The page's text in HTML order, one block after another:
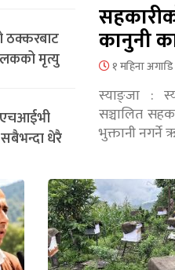
ठक्करबाट
मृत्यु
धेरै
कानुनी
१ महिना अगाडि
स्याङ्जा :
सञ्चालित
भुक्तानी